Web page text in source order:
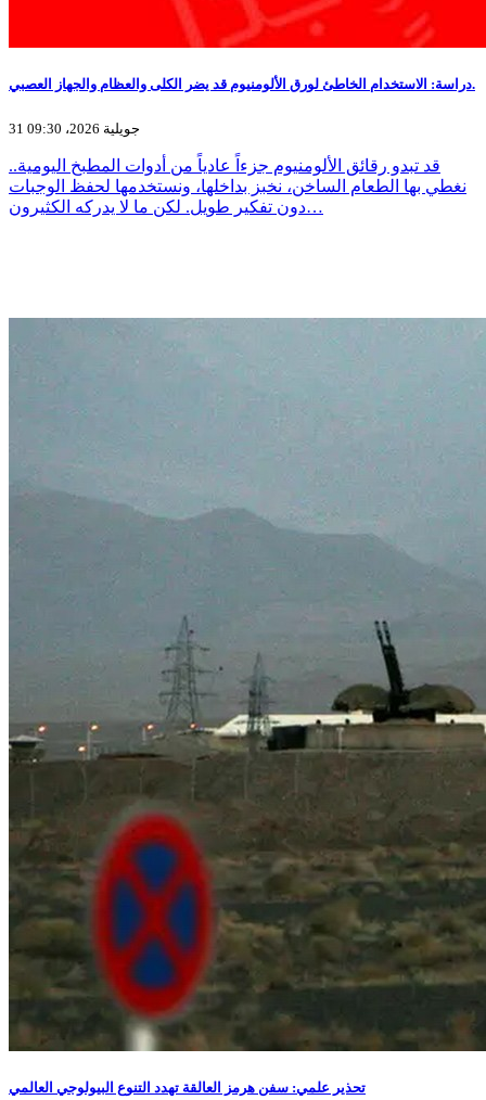
دراسة: الاستخدام الخاطئ لورق الألومنيوم قد يضر الكلى والعظام والجهاز العصبي.
31 جويلية 2026، 09:30
قد تبدو رقائق الألومنيوم جزءاً عادياً من أدوات المطبخ اليومية..
نغطي بها الطعام الساخن، نخبز بداخلها، ونستخدمها لحفظ الوجبات
دون تفكير طويل. لكن ما لا يدركه الكثيرون…
تحذير علمي: سفن هرمز العالقة تهدد التنوع البيولوجي العالمي